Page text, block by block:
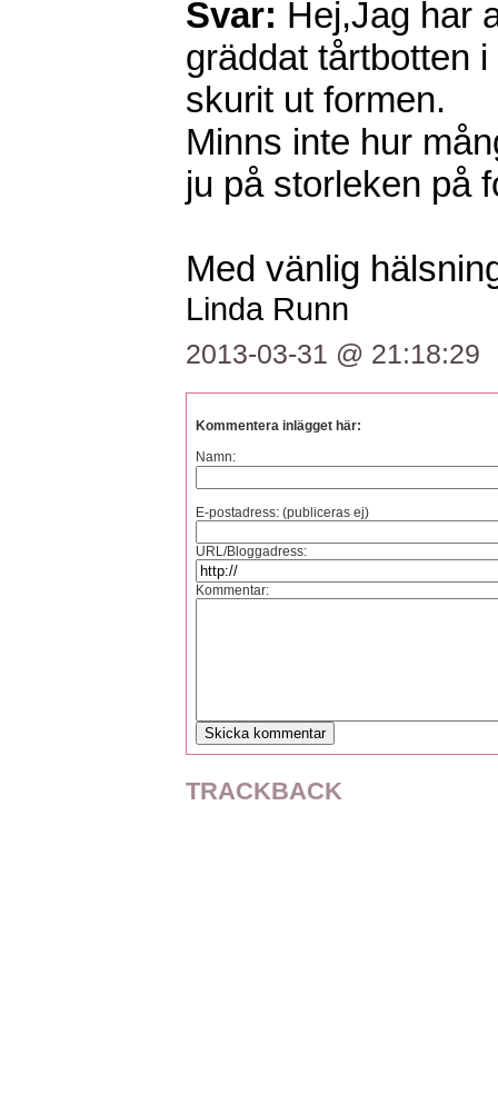
Svar: Hej,Jag har
gräddat tårtbotten
skurit ut formen.
Minns inte hur
ju på storleken på
Med vänlig
Linda Runn
2013-03-31 @ 21:18:29
Kommentera inlägget här:
Namn:
E-postadress: (publiceras ej)
URL/Bloggadress:
Kommentar:
TRACKBACK